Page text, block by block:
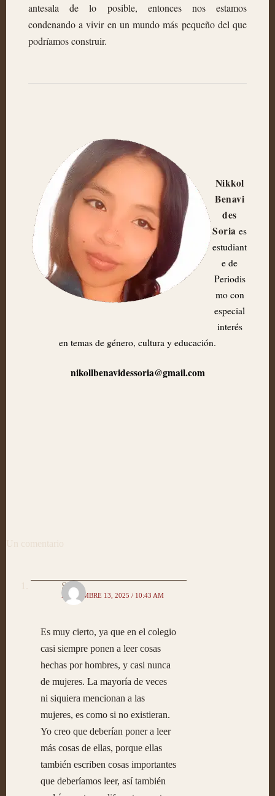
antesala de lo posible, entonces nos estamos
condenando a vivir en un mundo más pequeño del que
podríamos construir.
Nikkol
Benavi
des
Soria es
estudiant
e de
Periodis
mo con
especial
interés
en temas de género, cultura y educación.
nikollbenavidessoria@gmail.com
Un comentario
Sofía
NOVIEMBRE 13, 2025 / 10:43 AM
Es muy cierto, ya que en el colegio
casi siempre ponen a leer cosas
hechas por hombres, y casi nunca
de mujeres. La mayoría de veces
ni siquiera mencionan a las
mujeres, es como si no existieran.
Yo creo que deberían poner a leer
más cosas de ellas, porque ellas
también escriben cosas importantes
que deberíamos leer, así también